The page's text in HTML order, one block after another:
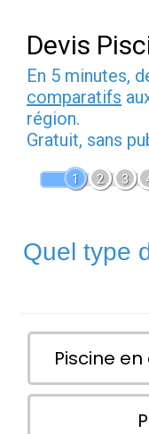
Devis
En 5 minutes,
comparatifs
région.
Gratuit, sans
1 2 3
Quel type
Piscine